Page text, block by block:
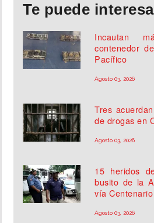
Te puede
Incautan
contenedor
Pacífico
Agosto 03, 2026
Tres
de drogas en
Agosto 03, 2026
15 heridos
busito de la
vía Centenario
Agosto 03, 2026